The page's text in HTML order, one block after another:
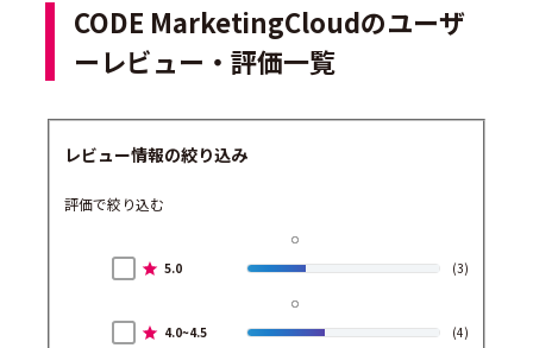
CODE MarketingCloudのユーザ
ーレビュー・評価一覧
レビュー情報の絞り込み
評価で絞り込む
5.0 (3)
4.0~4.5 (4)